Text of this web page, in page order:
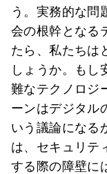
う。実務的な問
会の根幹となる
たら、私たちは
しょうか。もし
難なテクノロジ
ーンはデジタル
いう議論になる
は、セキュリテ
する際の障壁に